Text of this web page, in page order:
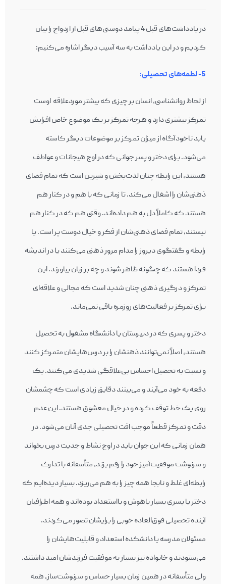
در یادداشت‌های قبل 4 پیامد دوستی‌های قبل از ازدواج را بیان
کردیم و در این یادداشت به سه آسیب دیگر اشاره می‌کنیم:
5- لطمه‌های تحصیلی:
از لحاظ روان‎شناسی، انسان بر چیزی که بیشتر موردعلاقه اوست
تمرکز بیشتری دارد و هرچه تمرکز بر یک موضوع خاص افزایش
یابد ناخودآگاه از میزان تمرکز بر موضوعات دیگر کاسته
می‌‎شود. برای دختر و پسر جوانی که در اوج هیجانات و عواطف
هستند، این رابطه چنان لذت‌‎بخش و شیرین است که تمام فضای
ذهنی‌‎شان را اشغال می‌‎کند. تا زمانی که با هم و در کنار هم
هستند که کاملاً دل به هم داده‌‎اند. وقتی هم که در کنار هم
نیستند، تمام فضای ذهنی‌‎شان از فکر و خیال دوست پر است. یا
رابطه و گفتگوی دیروز را مدام مرور ذهنی می‌کنند یا در اندیشه
فردا هستند که چگونه ظاهر شوند و چه بر زبان بیاورند. این
تمرکز و درگیری ذهنی چنان شدید است که مجالی و علاقه‌ای
برای تمرکز بر فعالیت‌های روزمره باقی نمی‌ماند.
دختر و پسری که در دبیرستان یا دانشگاه مشغول به تحصیل
هستند، اصلاً نمی‌توانند ذهنشان را بر درس‌هایشان متمرکز کنند
و نسبت به تحصیل احساس بی‌علاقگی شدیدی می‌کنند. یک
دفعه به خود می‌آیند و می‌‎بینند دقایق زیادی است که چشمشان
روی یک خط توقف کرده و در خیال معشوق هستند. این عدم
دقت و تمرکز قطعاً موجب افت تحصیلی جدی آنان می‌‎شود. در
همان زمانی که این جوان باید در اوج نشاط و جدیت درس بخواند
و سرنوشت موفقیت‌‎‎آمیز خود را رقم بزند، متأسفانه با تدارک
رابطه‌ای غلط و نابجا همه چیز را به هم می‌‎ریزد. بسیار دیده‌ایم که
دختر یا پسری بسیار باهوش و بااستعداد بوده‌‎اند و همه اطرافیان
آینده تحصیلی فوق‌العاده خوبی را برایشان تصور می‌کردند.
مسئولان مدرسه یا دانشکده استعداد و قابلیت‌هایشان را
می‌‎ستودند و خانواده نیز بسیار به موفقیت فرزندشان امید داشتند.
ولی متأسفانه در همین زمان بسیار حساس و سرنوشت‌‌ساز، همه